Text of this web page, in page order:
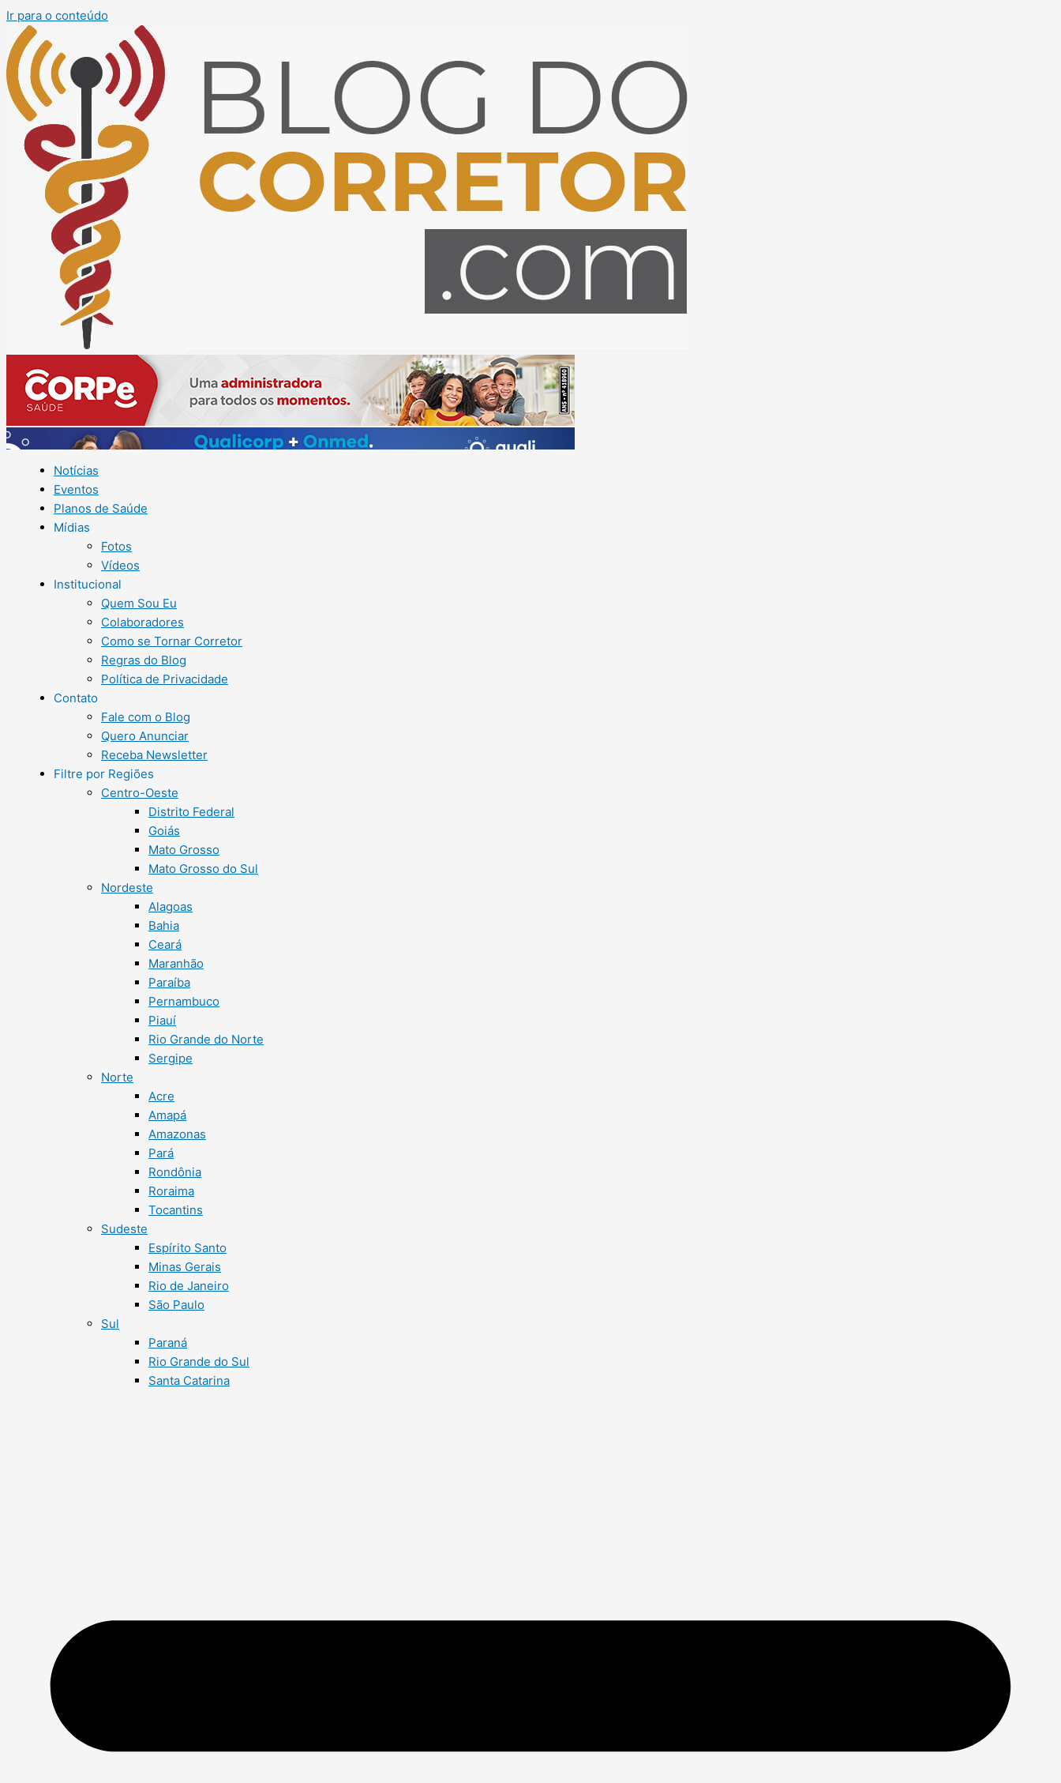
Ir para o conteúdo
Notícias
Eventos
Planos de Saúde
Mídias
Fotos
Vídeos
Institucional
Quem Sou Eu
Colaboradores
Como se Tornar Corretor
Regras do Blog
Política de Privacidade
Contato
Fale com o Blog
Quero Anunciar
Receba Newsletter
Filtre por Regiões
Centro-Oeste
Distrito Federal
Goiás
Mato Grosso
Mato Grosso do Sul
Nordeste
Alagoas
Bahia
Ceará
Maranhão
Paraíba
Pernambuco
Piauí
Rio Grande do Norte
Sergipe
Norte
Acre
Amapá
Amazonas
Pará
Rondônia
Roraima
Tocantins
Sudeste
Espírito Santo
Minas Gerais
Rio de Janeiro
São Paulo
Sul
Paraná
Rio Grande do Sul
Santa Catarina